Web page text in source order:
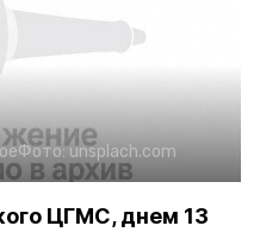
Фото:unsplach.com
ЦГМС, днем 13